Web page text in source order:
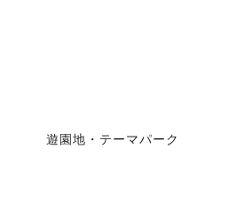
遊園地・テーマパーク